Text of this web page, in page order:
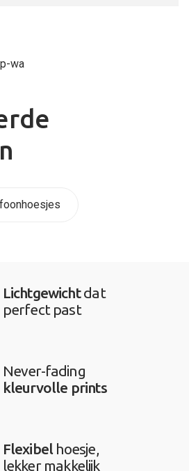
wa
Lichtgewichtdat
perfect past
Never-fading
kleurvolle prints
Flexibel hoesje,
lekker makkelijk